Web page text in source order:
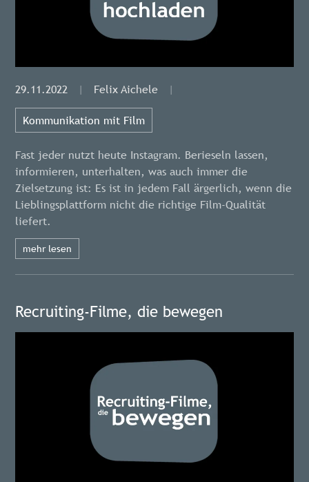
29.11.2022 | Felix Aichele |
Kommunikation mit Film
Fast jeder nutzt heute Instagram. Berieseln lassen,
informieren, unterhalten, was auch immer die
Zielsetzung ist: Es ist in jedem Fall ärgerlich, wenn die
Lieblingsplattform nicht die richtige Film-Qualität
liefert.
mehr lesen
Recruiting-Filme, die bewegen